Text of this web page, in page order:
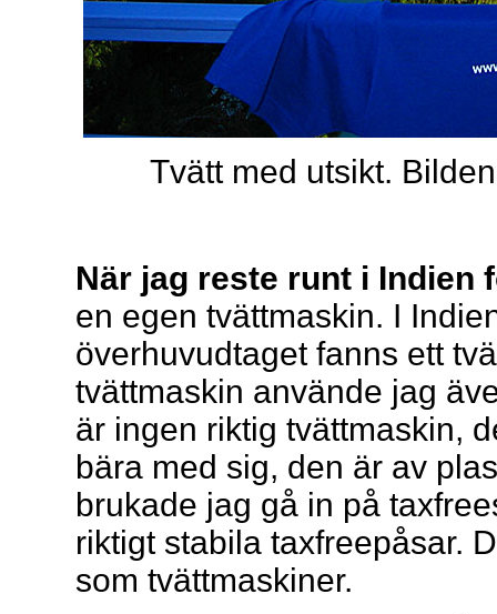
Tvätt med utsikt.
När jag reste runt i Indien
en egen tvättmaskin. I
överhuvudtaget fanns ett
tvättmaskin använde jag
är ingen riktig tvättmaskin,
bära med sig, den är av
brukade jag gå in på
riktigt stabila taxfreepåsar.
som tvättmaskiner.